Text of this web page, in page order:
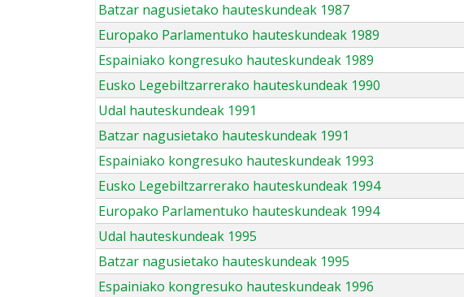
Batzar nagusietako hauteskundeak 1987
Europako Parlamentuko hauteskundeak 1989
Espainiako kongresuko hauteskundeak 1989
Eusko Legebiltzarrerako hauteskundeak 1990
Udal hauteskundeak 1991
Batzar nagusietako hauteskundeak 1991
Espainiako kongresuko hauteskundeak 1993
Eusko Legebiltzarrerako hauteskundeak 1994
Europako Parlamentuko hauteskundeak 1994
Udal hauteskundeak 1995
Batzar nagusietako hauteskundeak 1995
Espainiako kongresuko hauteskundeak 1996